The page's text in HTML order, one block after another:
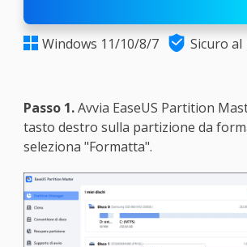
 Windows 11/10/8/7  Sicuro al
Passo 1.Avvia EaseUS Partition
tasto destro sulla partizione da
seleziona "Formatta".